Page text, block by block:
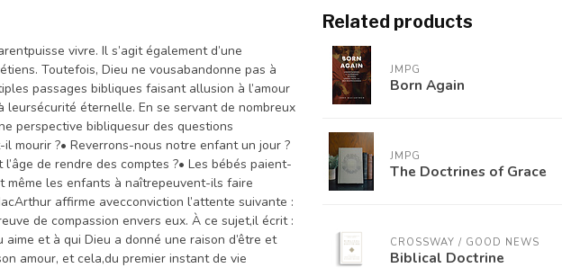
vivre. Il s’agit également d’une
Toutefois, Dieu ne vousabandonne pas à
passages bibliques faisant allusion à l’amour
éternelle. En se servant de nombreux
perspective bibliquesur des questions
mourir ?• Reverrons-nous notre enfant un jour ?
de rendre des comptes ?• Les bébés paient-
même les enfants à naîtrepeuvent-ils faire
affirme avecconviction l’attente suivante :
de compassion envers eux. À ce sujet,il écrit :
et à qui Dieu a donné une raison d’être et
amour, et cela,du premier instant de vie
Related products
JMPG
Born Again
JMPG
The Doctrines of Grace
CROSSWAY / GOOD NEWS
Biblical Doctrine